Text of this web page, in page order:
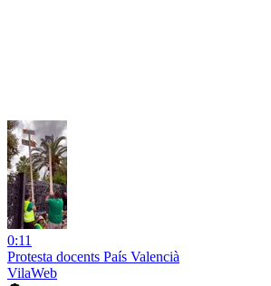
0:11
Protesta docents País Valencià
VilaWeb